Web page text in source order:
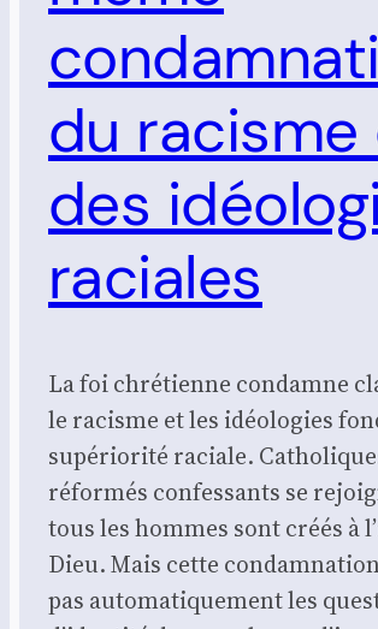
du racisme
des
raciales
La foi chrétienne condamne
le racisme et les idéologies
supériorité raciale.
réformés confessants se
tous les hommes sont créés à
Dieu. Mais cette
pas automatiquement les